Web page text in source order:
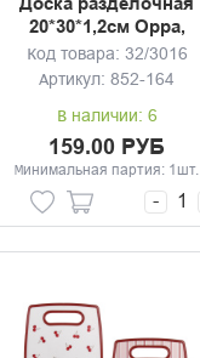
20*30*1,2см Орра,
полипропилен, 2
дизайна
Код товара: 32/3016
Артикул: 852-164
В наличии: 6
159.00 РУБ
Минимальная партия: 1шт.
-